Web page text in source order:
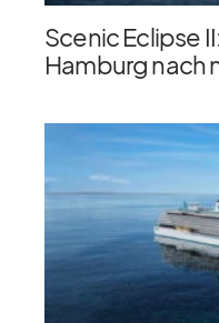
Scenic Eclipse
Hamburg nach